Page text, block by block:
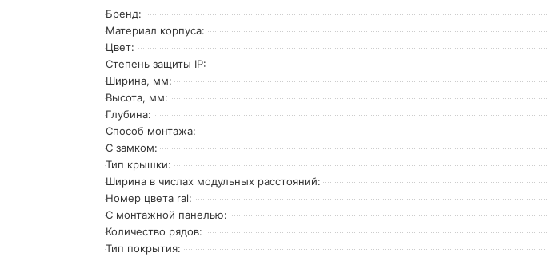
Бренд:
Материал корпуса:
Цвет:
Степень защиты IP:
Ширина, мм:
Высота, мм:
Глубина:
Способ монтажа:
С замком:
Тип крышки:
Ширина в числах модульных расстояний:
Номер цвета ral:
С монтажной панелью:
Количество рядов:
Тип покрытия: